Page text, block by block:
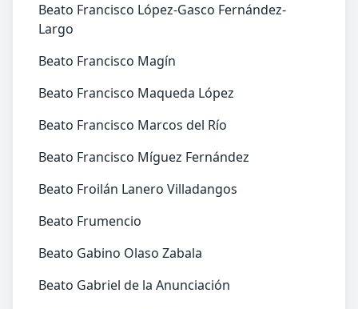
Beato Francisco López-Gasco Fernández-
Largo
Beato Francisco Magín
Beato Francisco Maqueda López
Beato Francisco Marcos del Río
Beato Francisco Míguez Fernández
Beato Froilán Lanero Villadangos
Beato Frumencio
Beato Gabino Olaso Zabala
Beato Gabriel de la Anunciación